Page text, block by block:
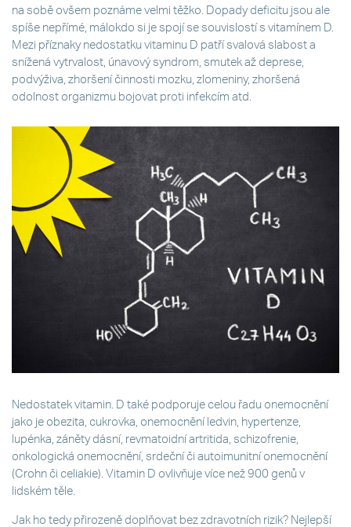
na sobě ovšem poznáme velmi těžko. Dopady deficitu jsou ale
spíše nepřímé, málokdo si je spojí se souvislostí s vitamínem D.
Mezi příznaky nedostatku vitaminu D patří svalová slabost a
snížená vytrvalost, únavový syndrom, smutek až deprese,
podvýživa, zhoršení činnosti mozku, zlomeniny, zhoršená
odolnost organizmu bojovat proti infekcím atd.
Nedostatek vitamin. D také podporuje celou řadu onemocnění
jako je obezita, cukrovka, onemocnění ledvin, hypertenze,
lupénka, záněty dásní, revmatoidní artritida, schizofrenie,
onkologická onemocnění, srdeční či autoimunitní onemocnění
(Crohn či celiakie). Vitamin D ovlivňuje více než 900 genů v
lidském těle.
Jak ho tedy přirozeně doplňovat bez zdravotních rizik? Nejlepší